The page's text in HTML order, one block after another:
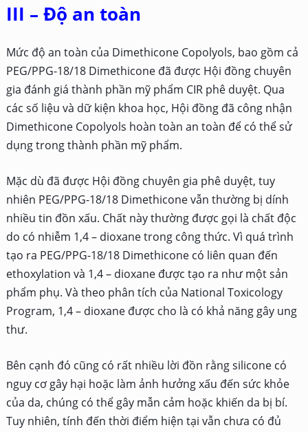
III – Độ an toàn
Mức độ an toàn của Dimethicone Copolyols, bao gồm cả
PEG/PPG-18/18 Dimethicone đã được Hội đồng chuyên
gia đánh giá thành phần mỹ phẩm CIR phê duyệt. Qua
các số liệu và dữ kiện khoa học, Hội đồng đã công nhận
Dimethicone Copolyols hoàn toàn an toàn để có thể sử
dụng trong thành phần mỹ phẩm.
Mặc dù đã được Hội đồng chuyên gia phê duyệt, tuy
nhiên PEG/PPG-18/18 Dimethicone vẫn thường bị dính
nhiều tin đồn xấu. Chất này thường được gọi là chất độc
do có nhiễm 1,4 – dioxane trong công thức. Vì quá trình
tạo ra PEG/PPG-18/18 Dimethicone có liên quan đến
ethoxylation và 1,4 – dioxane được tạo ra như một sản
phẩm phụ. Và theo phân tích của National Toxicology
Program, 1,4 – dioxane được cho là có khả năng gây ung
thư.
Bên cạnh đó cũng có rất nhiều lời đồn rằng silicone có
nguy cơ gây hại hoặc làm ảnh hưởng xấu đến sức khỏe
của da, chúng có thể gây mẫn cảm hoặc khiến da bị bí.
Tuy nhiên, tính đến thời điểm hiện tại vẫn chưa có đủ